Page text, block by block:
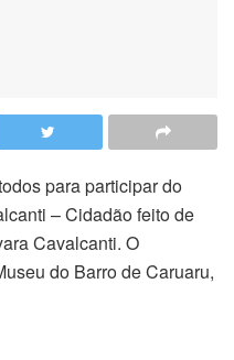
para participar do
– Cidadão feito de
Cavalcanti. O
do Barro de Caruaru,